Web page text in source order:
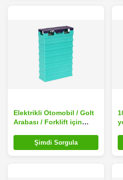
Elektrikli Otomobil / Golt
Arabası / Forklift için
Şimdi Sorgula